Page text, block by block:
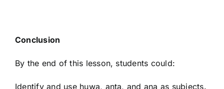
Conclusion
By the end of this lesson, students could:
Identify and use huwa, anta, and ana as subjects.